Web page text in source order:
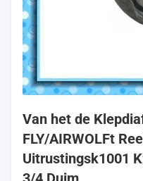
Van het de
FLY/AIRWOLFt
Uitrustingsk1001